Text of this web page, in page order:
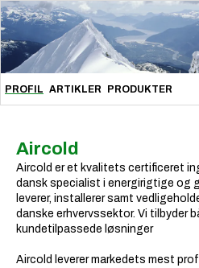
PROFIL ARTIKLER PRODUKTER
Aircold
Aircold er et kvalitets certificeret
dansk specialist i energirigtige og
leverer, installerer samt
danske erhvervssektor. Vi tilbyder
kundetilpassede løsninger
Aircold leverer markedets mest